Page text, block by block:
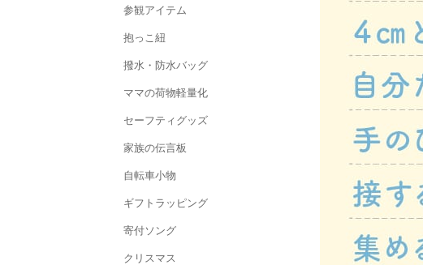
参観アイテム
抱っこ紐
撥水・防水バッグ
ママの荷物軽量化
セーフティグッズ
家族の伝言板
自転車小物
ギフトラッピング
寄付ソング
クリスマス